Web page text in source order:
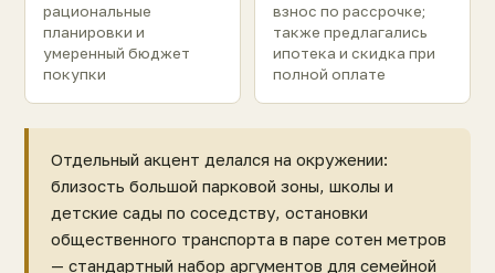
рациональные
планировки и
умеренный бюджет
покупки
взнос по рассрочке;
также предлагались
ипотека и скидка при
полной оплате
Отдельный акцент делался на окружении:
близость большой парковой зоны, школы и
детские сады по соседству, остановки
общественного транспорта в паре сотен метров
— стандартный набор аргументов для семейной